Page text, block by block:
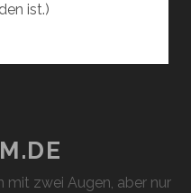
ist.)
mit zwei Augen, aber nur